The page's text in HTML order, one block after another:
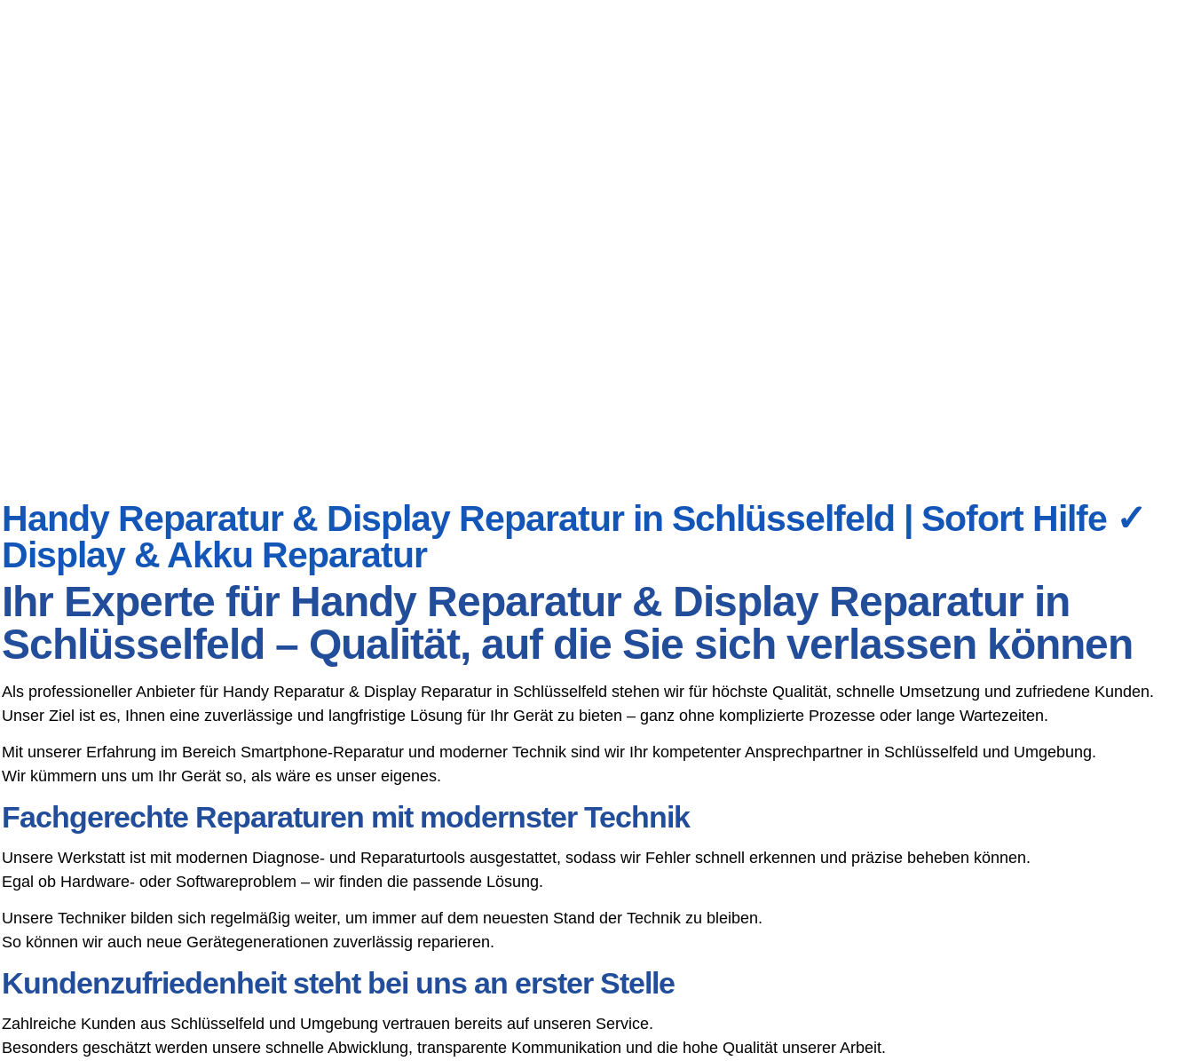
Handy Reparatur & Display Reparatur in Schlüsselfeld | Sofort Hilfe ✓
Display & Akku Reparatur
Ihr Experte für Handy Reparatur & Display Reparatur in
Schlüsselfeld – Qualität, auf die Sie sich verlassen können
Als professioneller Anbieter für Handy Reparatur & Display Reparatur in Schlüsselfeld stehen wir für höchste Qualität, schnelle Umsetzung und zufriedene Kunden.
Unser Ziel ist es, Ihnen eine zuverlässige und langfristige Lösung für Ihr Gerät zu bieten – ganz ohne komplizierte Prozesse oder lange Wartezeiten.
Mit unserer Erfahrung im Bereich Smartphone-Reparatur und moderner Technik sind wir Ihr kompetenter Ansprechpartner in Schlüsselfeld und Umgebung.
Wir kümmern uns um Ihr Gerät so, als wäre es unser eigenes.
Fachgerechte Reparaturen mit modernster Technik
Unsere Werkstatt ist mit modernen Diagnose- und Reparaturtools ausgestattet, sodass wir Fehler schnell erkennen und präzise beheben können.
Egal ob Hardware- oder Softwareproblem – wir finden die passende Lösung.
Unsere Techniker bilden sich regelmäßig weiter, um immer auf dem neuesten Stand der Technik zu bleiben.
So können wir auch neue Gerätegenerationen zuverlässig reparieren.
Kundenzufriedenheit steht bei uns an erster Stelle
Zahlreiche Kunden aus Schlüsselfeld und Umgebung vertrauen bereits auf unseren Service.
Besonders geschätzt werden unsere schnelle Abwicklung, transparente Kommunikation und die hohe Qualität unserer Arbeit.